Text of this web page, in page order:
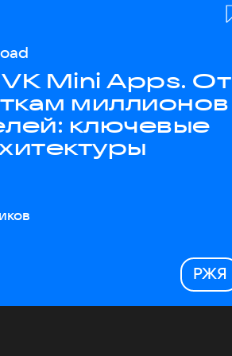
Mini Apps. От
миллионов
ключевые
РЖЯ